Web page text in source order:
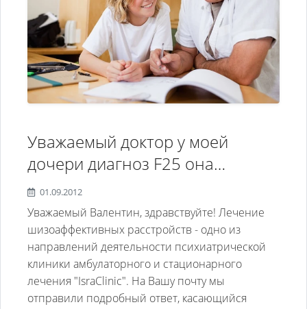
Уважаемый доктор у моей
дочери диагноз F25 она
студентка сейчас учиться в
университете полгода назад
она лежала в больнице это
было уже второй раз первы 2,5
года назад в 9 классе Сейчас
принимает кетилепт 1,5
01.09.2012
Уважаемый Валентин, здравствуйте! Лечение
шизоаффективных расстройств - одно из
направлений деятельности психиатрической
клиники амбулаторного и стационарного
лечения "IsraClinic". На Вашу почту мы
отправили подробный ответ, касающийся